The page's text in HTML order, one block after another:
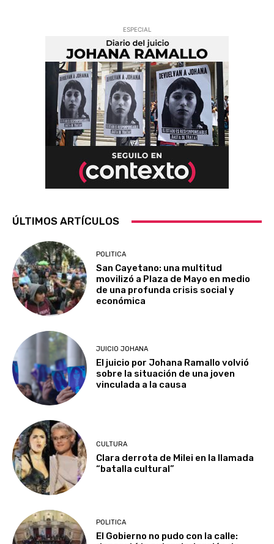
ESPECIAL
ÚLTIMOS ARTÍCULOS
POLITICA
San Cayetano: una multitud
movilizó a Plaza de Mayo en medio
de una profunda crisis social y
económica
JUICIO JOHANA
El juicio por Johana Ramallo volvió
sobre la situación de una joven
vinculada a la causa
CULTURA
Clara derrota de Milei en la llamada
“batalla cultural”
POLITICA
El Gobierno no pudo con la calle: